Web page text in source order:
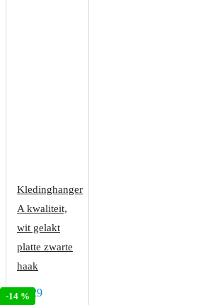
-12 %
-13 %
Kledinghanger
A kwaliteit,
wit gelakt
platte zwarte
haak
€2,29
-14 %